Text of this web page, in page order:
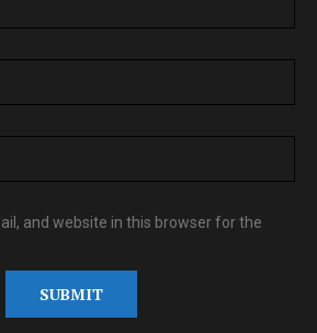
and website in this browser for the